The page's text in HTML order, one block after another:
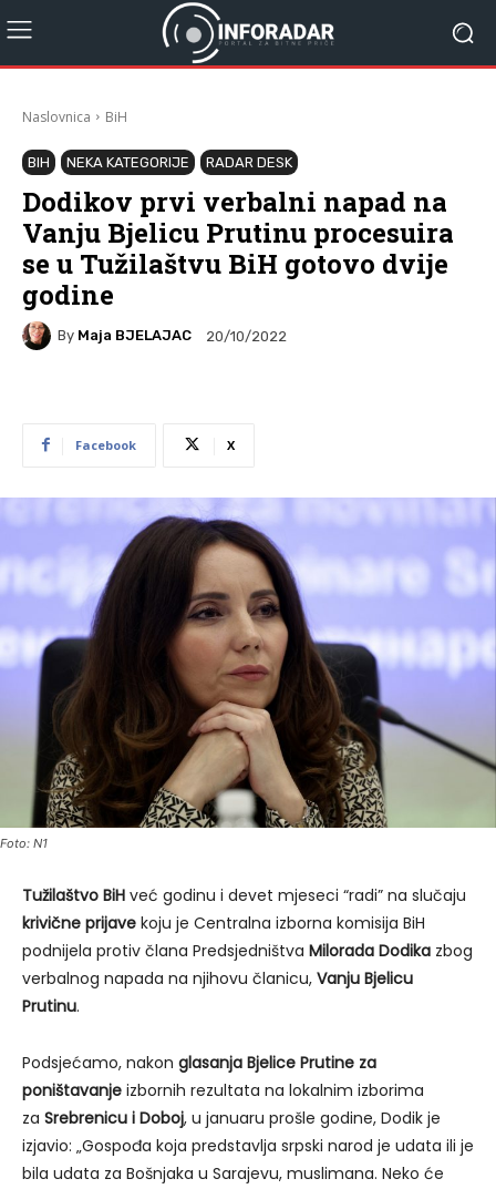
Naslovnica BiH
BIH NEKA KATEGORIJE RADAR DESK
Dodikov prvi verbalni napad na
Vanju Bjelicu Prutinu procesuira
se u Tužilaštvu BiH gotovo dvije
godine
By Maja BJELAJAC 20/10/2022
Facebook X
Foto: N1
Tužilaštvo BiH već godinu i devet mjeseci “radi” na slučaju
krivične prijave koju je Centralna izborna komisija BiH
podnijela protiv člana Predsjedništva Milorada Dodika zbog
verbalnog napada na njihovu članicu, Vanju Bjelicu
Prutinu.
Podsjećamo, nakon glasanja Bjelice Prutine za
poništavanje izbornih rezultata na lokalnim izborima
za Srebrenicu i Doboj, u januaru prošle godine, Dodik je
izjavio: „Gospođa koja predstavlja srpski narod je udata ili je
bila udata za Bošnjaka u Sarajevu, muslimana. Neko će